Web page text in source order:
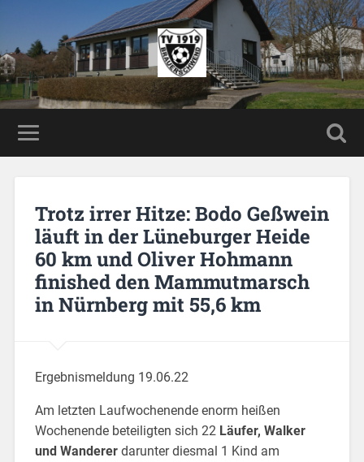
Trotz irrer Hitze: Bodo Geßwein
läuft in der Lüneburger Heide
60 km und Oliver Hohmann
finished den Mammutmarsch
in Nürnberg mit 55,6 km
Ergebnismeldung 19.06.22
Am letzten Laufwochenende enorm heißen
Wochenende beteiligten sich 22 Läufer, Walker
und Wanderer darunter diesmal 1 Kind am